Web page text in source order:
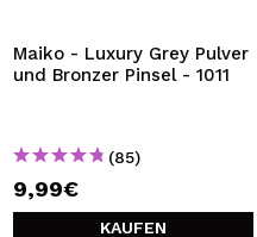
Maiko - Luxury Grey Pulver
und Bronzer Pinsel - 1011
(85)
9,99€
KAUFEN